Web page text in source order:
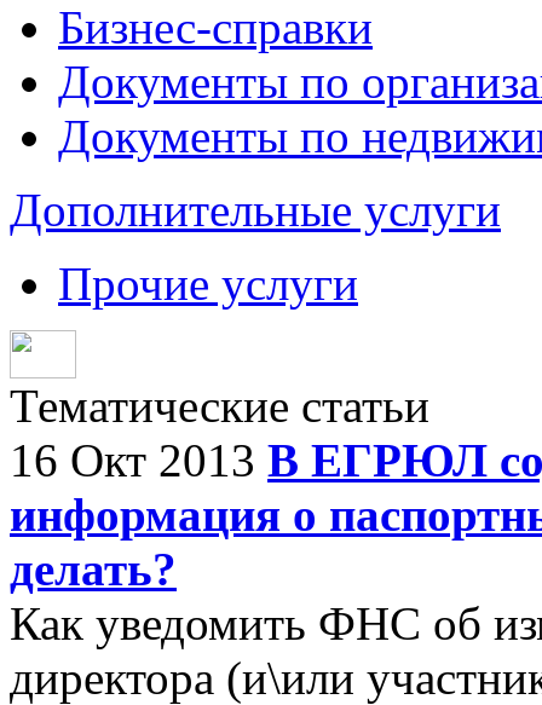
Бизнес-справки
Документы по
Документы по
Дополнительные услуги
Прочие услуги
Тематические статьи
16 Окт 2013 В ЕГРЮЛ
информация о
делать?
Как уведомить ФНС об
директора (и\или